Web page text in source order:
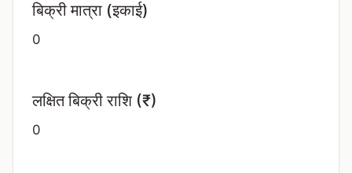
बिक्री मात्रा (इकाई)
0
लक्षित बिक्री राशि (₹)
0